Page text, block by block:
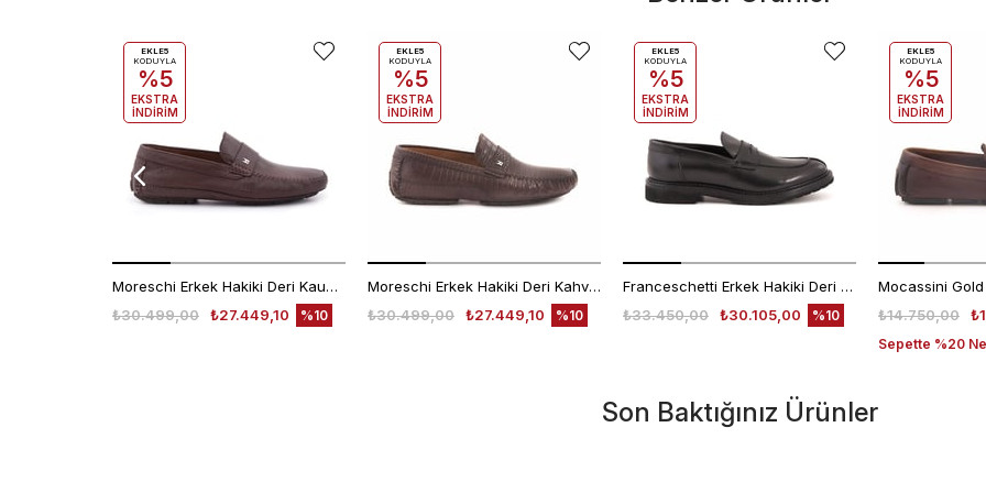
Moreschi Erkek Hakiki Deri Kauçuk Taban Kahverengi Loafer Konforlu Ayakkabı
₺27.449,10
₺30.499,00 %10
EKLE5
KODUYLA
%5
EKSTRA
İNDİRİM
Moreschi Erkek Hakiki Deri Kahverengi Loafer Konforlu Ayakkabı
₺27.449,10
₺30.499,00 %10
EKLE5
KODUYLA
%5
EKSTRA
İNDİRİM
Franceschetti Erkek Hakiki Deri Kauçuk Taban Siyah Loafer Konforlu Ayakkabı
₺30.105,00
₺33.450,00 %10
EKLE5
KODUYLA
%5
EKSTRA
İNDİRİM
₺14.750,00
Sepette %20
EKLE5
KODUYLA
%5
EKSTRA
İNDİRİM
Son Baktığınız Ürünler